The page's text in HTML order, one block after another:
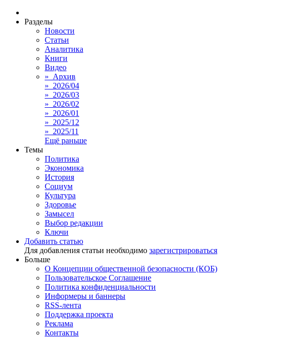
Разделы
Новости
Статьи
Аналитика
Книги
Видео
» Архив
» 2026/04
» 2026/03
» 2026/02
» 2026/01
» 2025/12
» 2025/11
Ещё раньше
Темы
Политика
Экономика
История
Социум
Культура
Здоровье
Замысел
Выбор редакции
Ключи
Добавить статью
Для добавления статьи необходимо зарегистрироваться
Больше
О Концепции общественной безопасности (КОБ)
Пользовательское Соглашение
Политика конфиденциальности
Информеры и баннеры
RSS-лента
Поддержка проекта
Реклама
Контакты